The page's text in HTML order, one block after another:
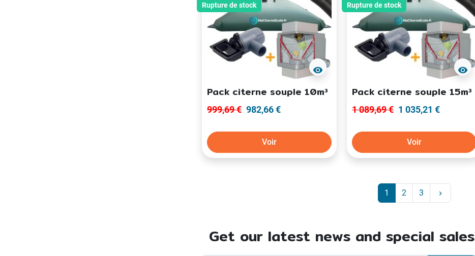
Rupture de stock
visibility
Pack citerne souple 10m³
999,69 € 982,66 €
Voir
Rupture de stock
visibility
Pack citerne souple 15m³
1 089,69 € 1 035,21 €
Voir
1 2 3 keyboard_arrow_right
Get our latest news and special sales